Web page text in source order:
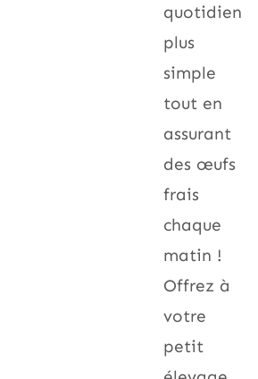
quotidien
plus
simple
tout en
assurant
des œufs
frais
chaque
matin !
Offrez à
votre
petit